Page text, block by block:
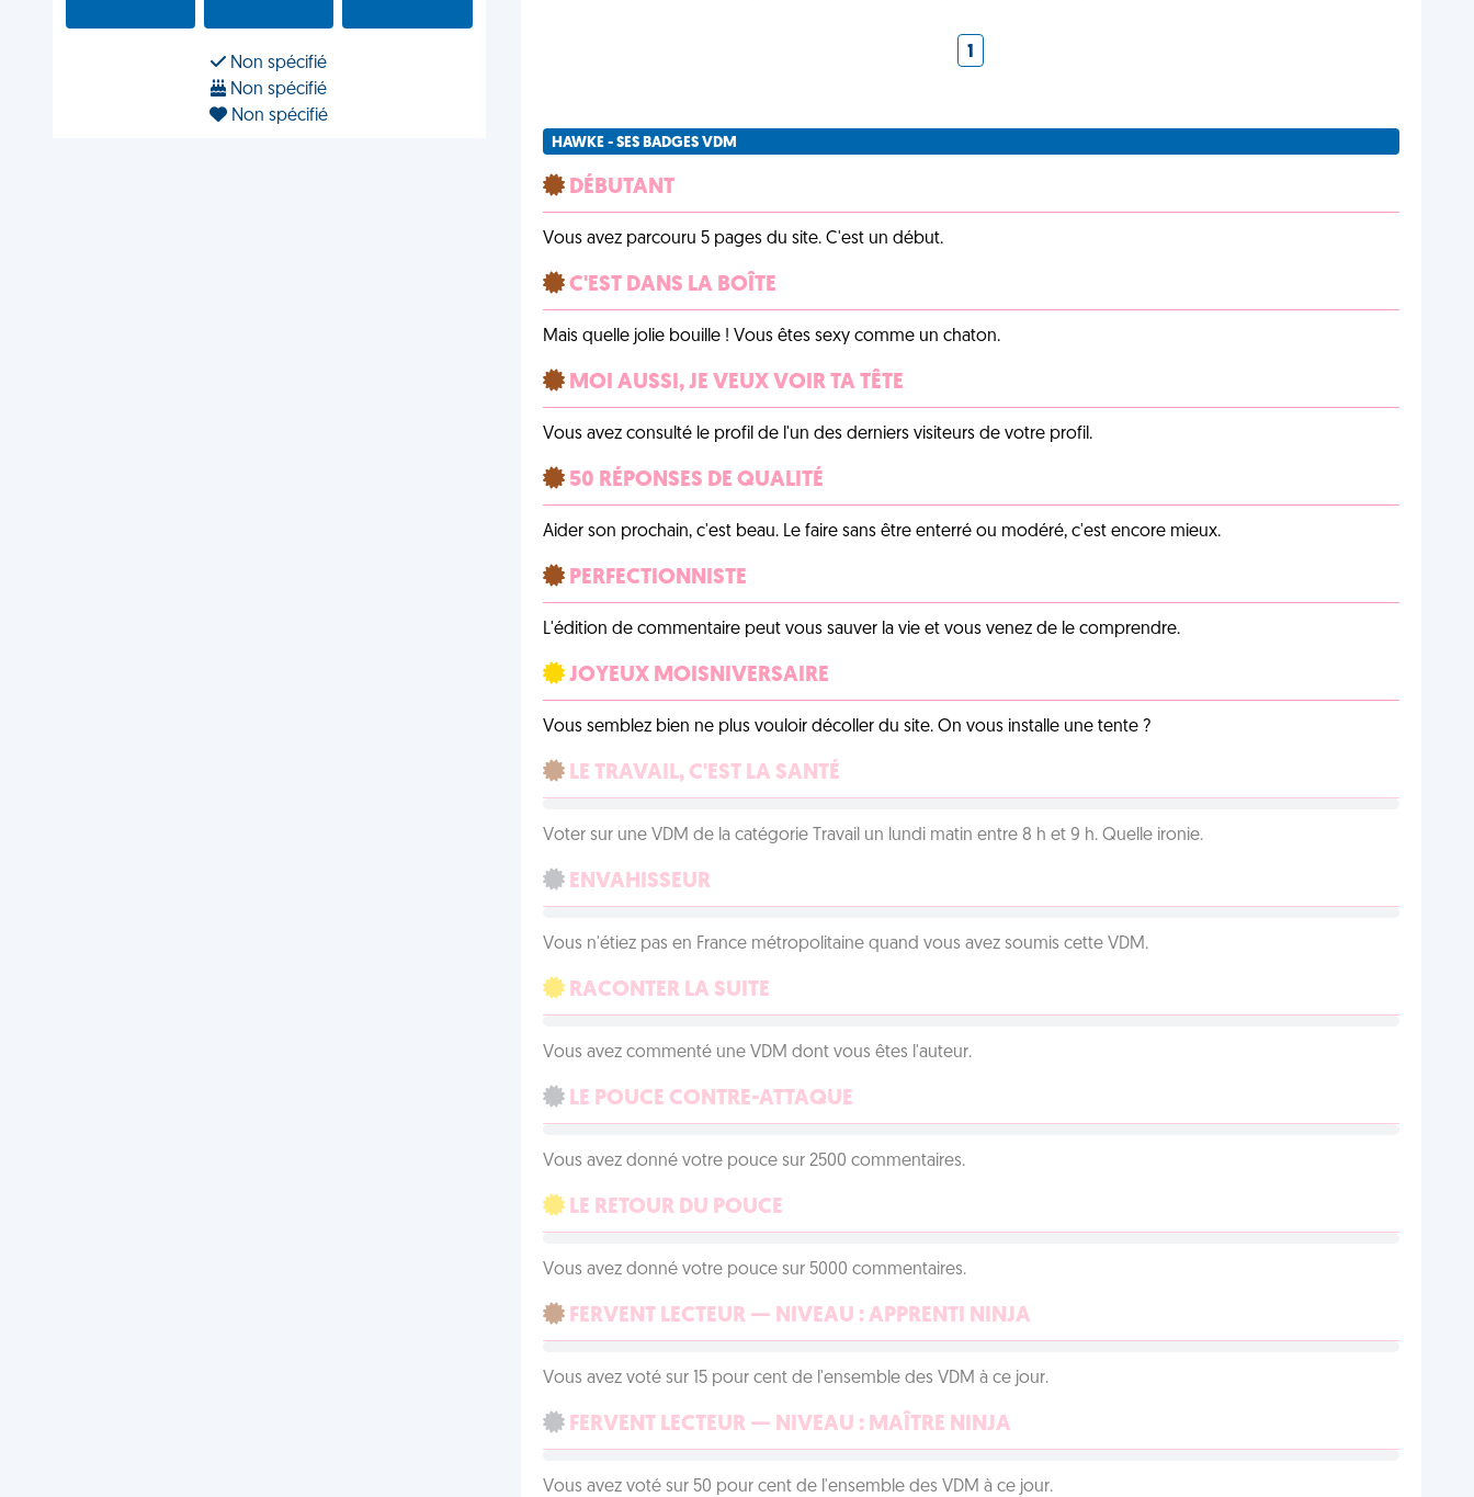
Non spécifié
Non spécifié
Non spécifié
1
HAWKE - SES BADGES VDM
DÉBUTANT
Vous avez parcouru 5 pages du site. C'est un début.
C'EST DANS LA BOÎTE
Mais quelle jolie bouille ! Vous êtes sexy comme un chaton.
MOI AUSSI, JE VEUX VOIR TA TÊTE
Vous avez consulté le profil de l'un des derniers visiteurs de votre profil.
50 RÉPONSES DE QUALITÉ
Aider son prochain, c'est beau. Le faire sans être enterré ou modéré, c'est encore mieux.
PERFECTIONNISTE
L'édition de commentaire peut vous sauver la vie et vous venez de le comprendre.
JOYEUX MOISNIVERSAIRE
Vous semblez bien ne plus vouloir décoller du site. On vous installe une tente ?
LE TRAVAIL, C'EST LA SANTÉ
Voter sur une VDM de la catégorie Travail un lundi matin entre 8 h et 9 h. Quelle ironie.
ENVAHISSEUR
Vous n'étiez pas en France métropolitaine quand vous avez soumis cette VDM.
RACONTER LA SUITE
Vous avez commenté une VDM dont vous êtes l'auteur.
LE POUCE CONTRE-ATTAQUE
Vous avez donné votre pouce sur 2500 commentaires.
LE RETOUR DU POUCE
Vous avez donné votre pouce sur 5000 commentaires.
FERVENT LECTEUR — NIVEAU : APPRENTI NINJA
Vous avez voté sur 15 pour cent de l'ensemble des VDM à ce jour.
FERVENT LECTEUR — NIVEAU : MAÎTRE NINJA
Vous avez voté sur 50 pour cent de l'ensemble des VDM à ce jour.